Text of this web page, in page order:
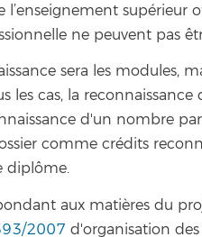
l’enseignement
ne peuvent pas
sera les modules,
les cas, la
d'un nombre
comme crédits
diplôme.
aux matières du
2007 d'organisation